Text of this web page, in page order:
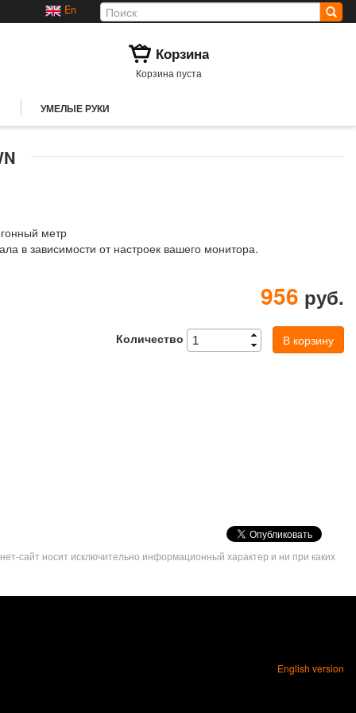
En
Корзина
Корзина пуста
УМЕЛЫЕ РУКИ
метр
в зависимости от настроек вашего монитора.
956 руб.
Количество В корзину
VK
Share
Button
сайт носит исключительно информационный характер и ни при каких
English version